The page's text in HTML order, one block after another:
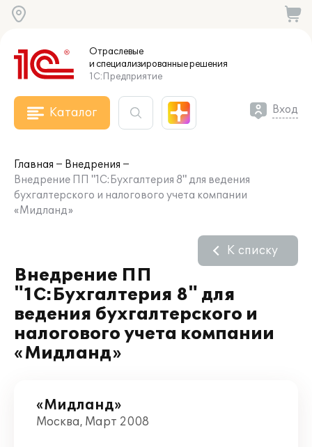
Отраслевые
и специализированныерешения
1С:Предприятие
Каталог Вход
Главная
Внедрения
Внедрение ПП "1С:Бухгалтерия 8" для ведения
бухгалтерского и налогового учета компании
«Мидланд»
Внедрение ПП
"1С:Бухгалтерия 8" для
ведения бухгалтерского и
налогового учета компании
«Мидланд»
К списку
«Мидланд»
Москва, Март 2008